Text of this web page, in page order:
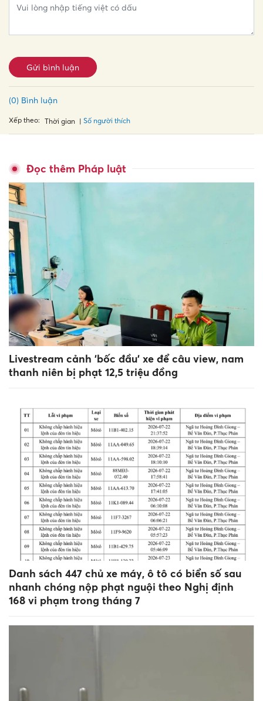
Gửi bình luận
(0) Bình luận
Xếp theo: Thời gian Số người thích
Đọc thêm Pháp luật
Livestream cảnh 'bốc đầu' xe để câu view, nam
thanh niên bị phạt 12,5 triệu đồng
Danh sách 447 chủ xe máy, ô tô có biển số sau
nhanh chóng nộp phạt nguội theo Nghị định
168 vi phạm trong tháng 7